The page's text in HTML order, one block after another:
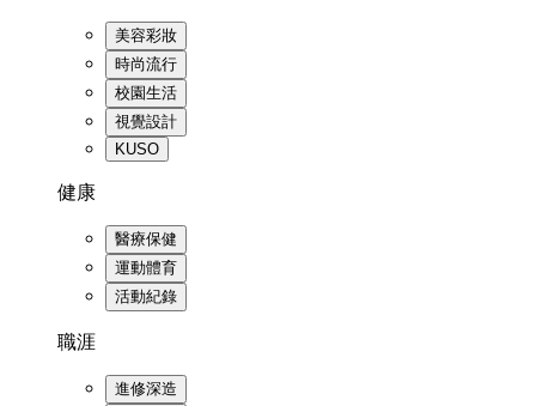
美容彩妝
時尚流行
校園生活
視覺設計
KUSO
健康
醫療保健
運動體育
活動紀錄
職涯
進修深造